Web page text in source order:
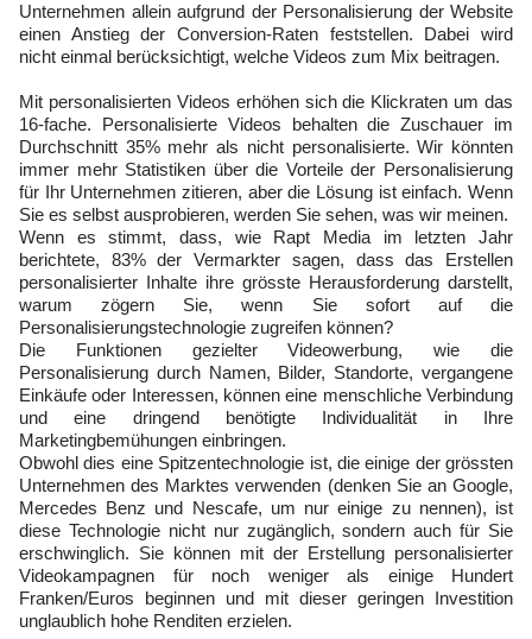
Unternehmen allein aufgrund der Personalisierung der Website
einen Anstieg der Conversion-Raten feststellen. Dabei wird
nicht einmal berücksichtigt, welche Videos zum Mix beitragen.
Mit personalisierten Videos erhöhen sich die Klickraten um das
16-fache. Personalisierte Videos behalten die Zuschauer im
Durchschnitt 35% mehr als nicht personalisierte. Wir könnten
immer mehr Statistiken über die Vorteile der Personalisierung
für Ihr Unternehmen zitieren, aber die Lösung ist einfach. Wenn
Sie es selbst ausprobieren, werden Sie sehen, was wir meinen.
Wenn es stimmt, dass, wie Rapt Media im letzten Jahr
berichtete, 83% der Vermarkter sagen, dass das Erstellen
personalisierter Inhalte ihre grösste Herausforderung darstellt,
warum zögern Sie, wenn Sie sofort auf die
Personalisierungstechnologie zugreifen können?
Die Funktionen gezielter Videowerbung, wie die
Personalisierung durch Namen, Bilder, Standorte, vergangene
Einkäufe oder Interessen, können eine menschliche Verbindung
und eine dringend benötigte Individualität in Ihre
Marketingbemühungen einbringen.
Obwohl dies eine Spitzentechnologie ist, die einige der grössten
Unternehmen des Marktes verwenden (denken Sie an Google,
Mercedes Benz und Nescafe, um nur einige zu nennen), ist
diese Technologie nicht nur zugänglich, sondern auch für Sie
erschwinglich. Sie können mit der Erstellung personalisierter
Videokampagnen für noch weniger als einige Hundert
Franken/Euros beginnen und mit dieser geringen Investition
unglaublich hohe Renditen erzielen.